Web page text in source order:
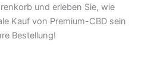
und erleben Sie, wie
Kauf von Premium-CBD sein
Bestellung!